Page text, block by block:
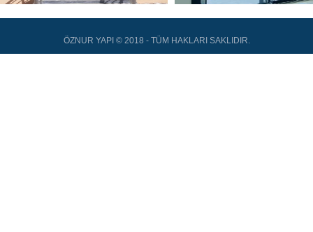
ÖZNUR YAPI © 2018 - TÜM HAKLARI SAKLIDIR.